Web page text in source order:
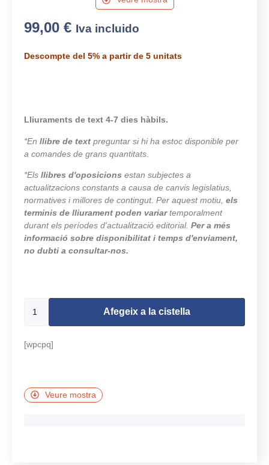
99,00 € Iva incluido
Descompte del 5% a partir de 5 unitats
Lliuraments de text 4-7 dies hàbils.
*En llibre de text preguntar si hi ha estoc disponible per
a comandes de grans quantitats
*Els llibres d'oposicions estan subjectes a
actualitzacions constants a causa de canvis legislatius,
normatives i millores de contingut. Per aquest motiu, els
terminis de lliurament poden variartemporalment
durant els períodes d'actualització editorial. Per a més
informació sobre disponibilitat i temps d'enviament,
no dubti a consultar-nos.
Afegeix a la cistella
[wpcpq]
Veure mostra